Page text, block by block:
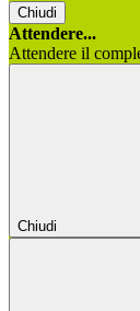
Chiudi
Attendere...
Attendere il
Chiudi